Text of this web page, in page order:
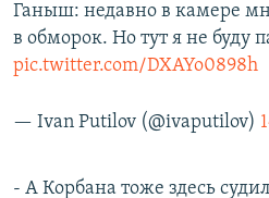
Ганыш: недавно в камере
в обморок. Но тут я не буду
pic.twitter.com/DXAYo0898h
— Ivan Putilov (@ivaputilov)
- А Корбана тоже здесь